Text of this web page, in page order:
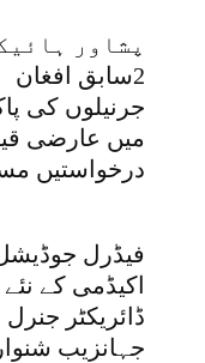
پشاور
2سابق افغان
جرنیلوں کی
میں عارضی
درخواستیں
فیڈرل
اکیڈمی کے نئے
ڈائریکٹر جنرل
جہانزیب